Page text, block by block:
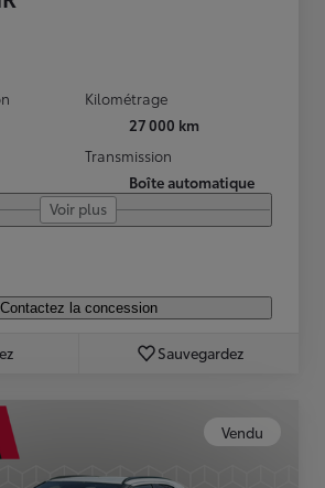
Kilométrage
27 000 km
Transmission
Boîte automatique
Voir plus
Contactez la concession
Sauvegardez
Vendu